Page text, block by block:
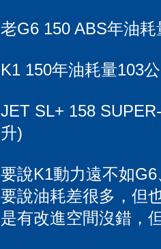
老G6 150 ABS年油耗
K1 150年油耗量103
JET SL+ 158
升)
要說K1動力遠不如
要說油耗差很多，但
是有改進空間沒錯，